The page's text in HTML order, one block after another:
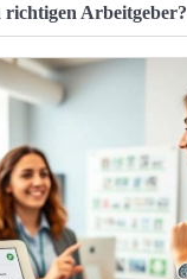
richtigen Arbeitgeber?